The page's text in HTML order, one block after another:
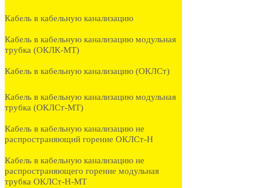
Кабель в кабельную канализацию
Кабель в кабельную канализацию модульная
трубка (ОКЛК-МТ)
Кабель в кабельную канализацию (ОКЛСт)
Кабель в кабельную канализацию модульная
трубка (ОКЛСт-МТ)
Кабель в кабельную канализацию не
распространяющий горение ОКЛСт-Н
Кабель в кабельную канализацию не
распространяющего горение модульная
трубка ОКЛСт-Н-МТ